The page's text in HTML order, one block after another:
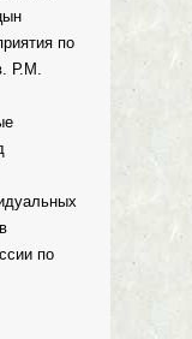
по
Р.М.
по